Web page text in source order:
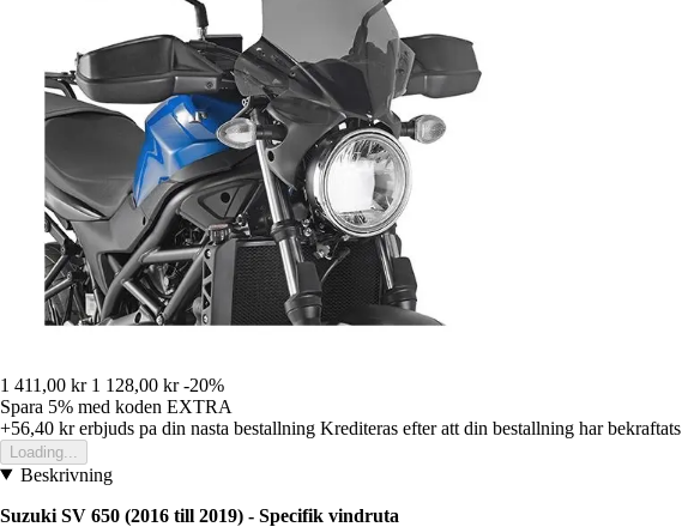
1 411,00 kr 1 128,00 kr -20%
Spara 5% med koden EXTRA
+56,40 krerbjuds pa din nasta bestallning Krediteras efter att din bestallning har bekraftats
Loading...
Beskrivning
Suzuki SV 650 (2016 till 2019) - Specifik vindruta